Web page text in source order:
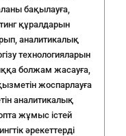
бақылауға,
құралдарын
аналитикалық
технологияларын
болжам жасауға,
жоспарлауға
аналитикалық
жұмыс істей
әрекеттерді